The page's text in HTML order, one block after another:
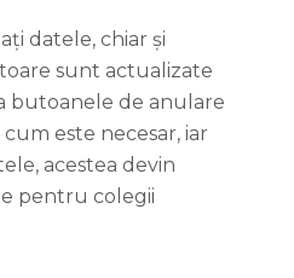
datele, chiar și
sunt actualizate
butoanele de anulare
este necesar, iar
acestea devin
pentru colegii